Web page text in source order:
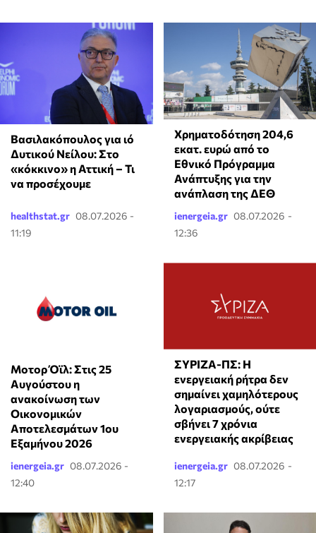
Βασιλακόπουλος για ιό
Δυτικού Νείλου: Στο
«κόκκινο» η Αττική – Τι
να προσέχουμε
healthstat.gr 08.07.2026 -
11:19
Χρηματοδότηση 204,6
εκατ. ευρώ από το
Εθνικό Πρόγραμμα
Ανάπτυξης για την
ανάπλαση της ΔΕΘ
ienergeia.gr 08.07.2026 -
12:36
Μοτορ Όϊλ: Στις 25
Αυγούστου η
ανακοίνωση των
Οικονομικών
Αποτελεσμάτων 1ου
Εξαμήνου 2026
ienergeia.gr 08.07.2026 -
12:40
ΣΥΡΙΖΑ-ΠΣ: Η
ενεργειακή ρήτρα δεν
σημαίνει χαμηλότερους
λογαριασμούς, ούτε
σβήνει 7 χρόνια
ενεργειακής ακρίβειας
ienergeia.gr 08.07.2026 -
12:17